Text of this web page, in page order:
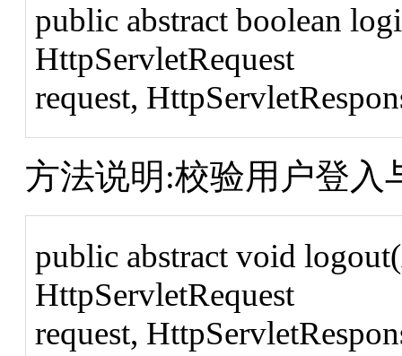
public abstract boolean
HttpServletRequest
request,
方法说明:校验用户登入
public abstract void
HttpServletRequest
request,